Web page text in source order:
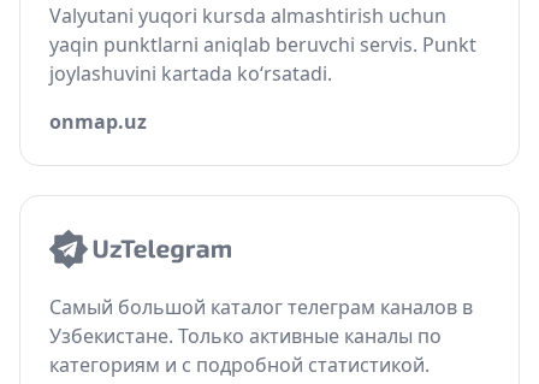
Valyutani yuqori kursda almashtirish uchun
yaqin punktlarni aniqlab beruvchi servis. Punkt
joylashuvini kartada ko‘rsatadi.
onmap.uz
Самый большой каталог телеграм каналов в
Узбекистане. Только активные каналы по
категориям и с подробной статистикой.